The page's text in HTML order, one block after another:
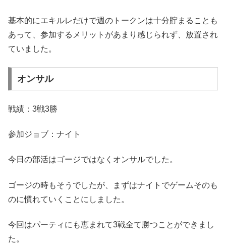
基本的にエキルレだけで週のトークンは十分貯まることも
あって、参加するメリットがあまり感じられず、放置され
ていました。
オンサル
戦績：3戦3勝
参加ジョブ：ナイト
今日の部活はゴージではなくオンサルでした。
ゴージの時もそうでしたが、まずはナイトでゲームそのも
のに慣れていくことにしました。
今回はパーティにも恵まれて3戦全て勝つことができまし
た。